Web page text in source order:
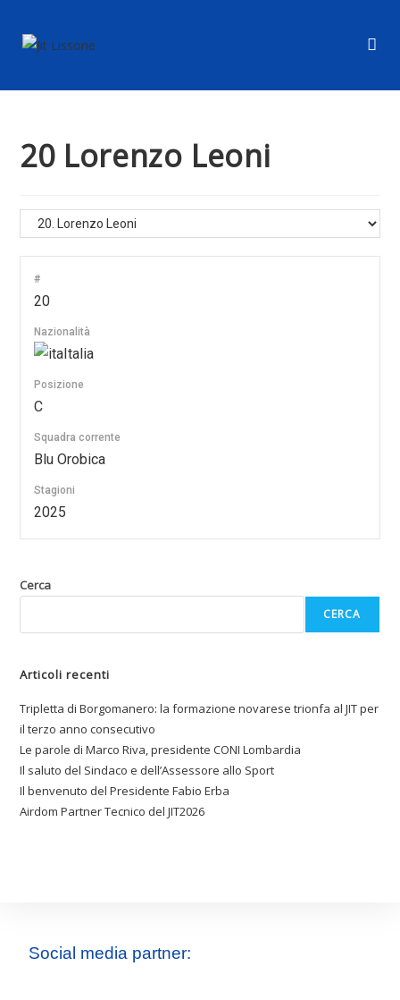
20Lorenzo Leoni
#
20
Nazionalità
Italia
Posizione
C
Squadra corrente
Blu Orobica
Stagioni
2025
Cerca
CERCA
Articoli recenti
Tripletta di Borgomanero: la formazione novarese trionfa al JIT per
il terzo anno consecutivo
Le parole di Marco Riva, presidente CONI Lombardia
Il saluto del Sindaco e dell’Assessore allo Sport
Il benvenuto del Presidente Fabio Erba
Airdom Partner Tecnico del JIT2026
Social media partner: